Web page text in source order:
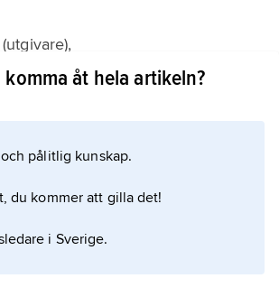
Autobiographyåt hela artikeln?
pålitlig kunskap.
du kommer att gilla det!
i Sverige.